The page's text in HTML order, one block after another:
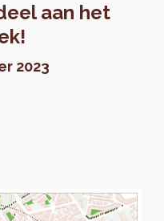
aan het
2023